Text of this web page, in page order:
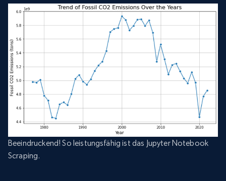
Beeindruckend! So leistungsfähig ist das Jupyter Notebook
Scraping.